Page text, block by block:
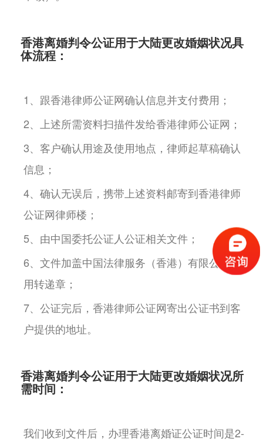
香港离婚判令公证用于大陆更改婚姻状况具
体流程：
1、跟香港律师公证网确认信息并支付费用；
2、上述所需资料扫描件发给香港律师公证网；
3、客户确认用途及使用地点，律师起草稿确认
信息；
4、确认无误后，携带上述资料邮寄到香港律师
公证网律师楼；
5、由中国委托公证人公证相关文件；
6、文件加盖中国法律服务（香港）有限公司专
用转递章；
7、公证完后，香港律师公证网寄出公证书到客
户提供的地址。
香港离婚判令公证用于大陆更改婚姻状况所
需时间：
我们收到文件后，办理香港离婚证公证时间是2-